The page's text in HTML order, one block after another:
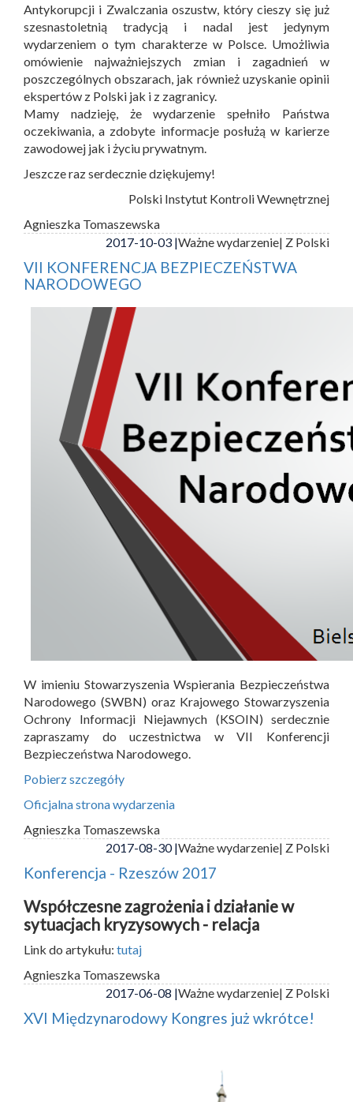
Antykorupcji i Zwalczania oszustw, który cieszy się już
szesnastoletnią tradycją i nadal jest jedynym
wydarzeniem o tym charakterze w Polsce. Umożliwia
omówienie najważniejszych zmian i zagadnień w
poszczególnych obszarach, jak również uzyskanie opinii
ekspertów z Polski jak i z zagranicy.
Mamy nadzieję, że wydarzenie spełniło Państwa
oczekiwania, a zdobyte informacje posłużą w karierze
zawodowej jak i życiu prywatnym.
Jeszcze raz serdecznie dziękujemy!
Polski Instytut Kontroli Wewnętrznej
Agnieszka Tomaszewska
2017-10-03 |Ważne wydarzenie| Z Polski
VII KONFERENCJA BEZPIECZEŃSTWA
NARODOWEGO
W imieniu Stowarzyszenia Wspierania Bezpieczeństwa
Narodowego (SWBN) oraz Krajowego Stowarzyszenia
Ochrony Informacji Niejawnych (KSOIN) serdecznie
zapraszamy do uczestnictwa w VII Konferencji
Bezpieczeństwa Narodowego.
Pobierz szczegóły
Oficjalna strona wydarzenia
Agnieszka Tomaszewska
2017-08-30 |Ważne wydarzenie| Z Polski
Konferencja - Rzeszów 2017
Współczesne zagrożenia i działanie w
sytuacjach kryzysowych - relacja
Link do artykułu: tutaj
Agnieszka Tomaszewska
2017-06-08 |Ważne wydarzenie| Z Polski
XVI Międzynarodowy Kongres już wkrótce!